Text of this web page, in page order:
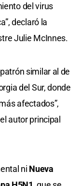
del virus
declaró la
Julie McInnes.
similar al de
del Sur, donde
afectados”,
autor principal
ni Nueva